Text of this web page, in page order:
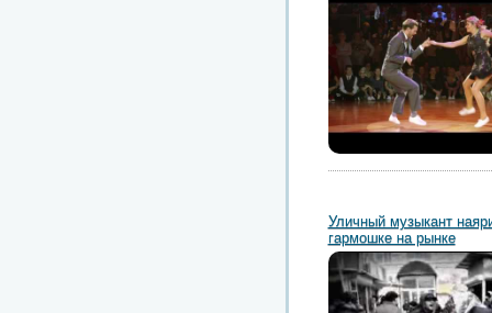
Уличный музыкант
гармошке на рынке